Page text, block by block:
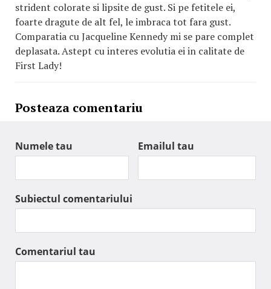
strident colorate si lipsite de gust. Si pe fetitele ei,
foarte dragute de alt fel, le imbraca tot fara gust.
Comparatia cu Jacqueline Kennedy mi se pare complet
deplasata. Astept cu interes evolutia ei in calitate de
First Lady!
Posteaza comentariu
Numele tau Emailul tau
Subiectul comentariului
Comentariul tau